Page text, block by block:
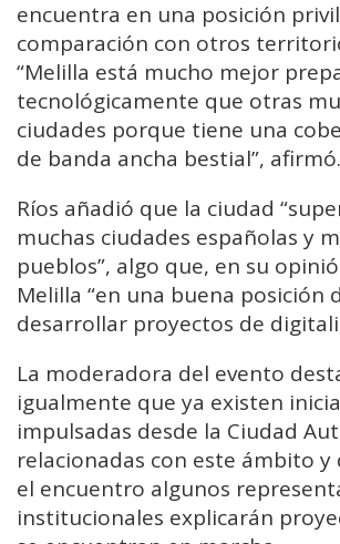
encuentra en una posición
comparación con otros
“Melilla está mucho mejor
tecnológicamente que otras
ciudades porque tiene una
de banda ancha bestial”, afirmó.
Ríos añadió que la ciudad
muchas ciudades españolas y
pueblos”, algo que, en su
Melilla “en una buena posición
desarrollar proyectos de
La moderadora del evento
igualmente que ya existen
impulsadas desde la Ciudad
relacionadas con este ámbito
el encuentro algunos
institucionales explicarán